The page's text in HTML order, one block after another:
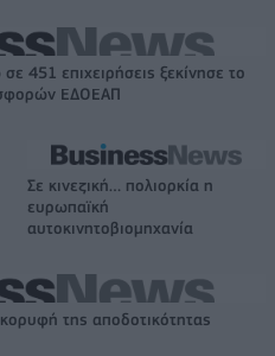
451 επιχειρήσεις ξεκίνησε το
ΕΔΟΕΑΠ
Σε κινεζική… πολιορκία η
ευρωπαϊκή
αυτοκινητοβιομηχανία
της αποδοτικότητας